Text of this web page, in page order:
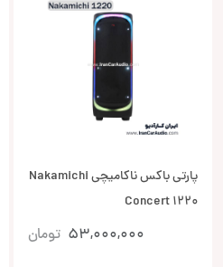
پارتی باکس ناکامیچی Nakamichi
Concert 1220
53,000,000 تومان